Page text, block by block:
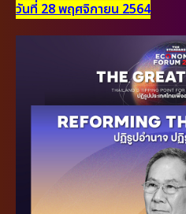
วันที่ 28 พฤศจิกายน 2564